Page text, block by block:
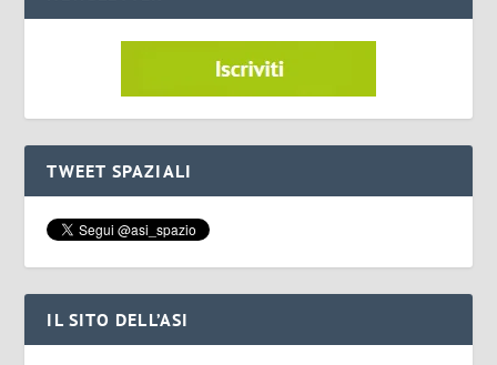
TWEET SPAZIALI
IL SITO DELL’ASI